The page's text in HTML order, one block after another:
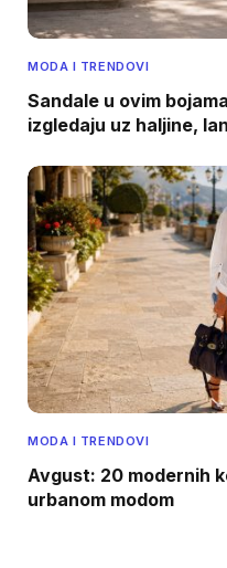
MODA I TRENDOVI
Sandale u ovim
izgledaju uz haljine,
MODA I TRENDOVI
Avgust: 20 modernih
urbanom modom